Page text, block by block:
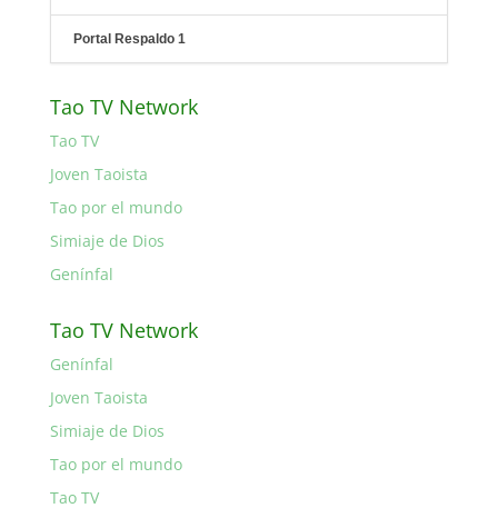
Portal Respaldo 1
Tao TV Network
Tao TV
Joven Taoista
Tao por el mundo
Simiaje de Dios
Genínfal
Tao TV Network
Genínfal
Joven Taoista
Simiaje de Dios
Tao por el mundo
Tao TV